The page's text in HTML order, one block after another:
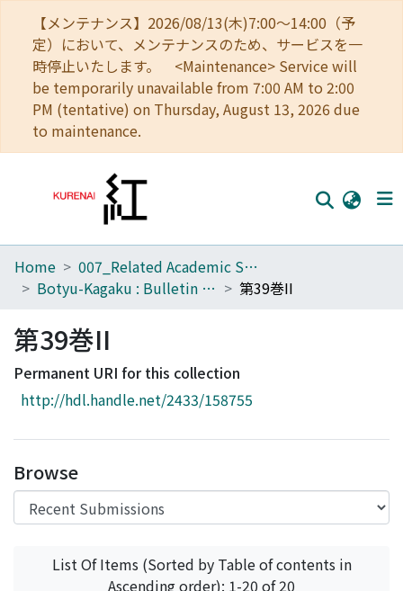
【メンテナンス】2026/08/13(木)7:00～14:00（予
定）において、メンテナンスのため、サービスを一
時停止いたします。 <Maintenance> Service will
be temporarily unavailable from 7:00 AM to 2:00
PM (tentative) on Thursday, August 13, 2026 due
to maintenance.
Home
Browse
Download Ranking
Access Statistics
Home
007_Related Academic Societies
Botyu-Kagaku : Bulletin of the Institute of Insect Control : Scientific insect control : Scientific pest control
第39巻II
第39巻II
Permanent URI for this collection
http://hdl.handle.net/2433/158755
Browse
List Of Items (Sorted by Table of contents in
Ascending order): 1-20 of 20